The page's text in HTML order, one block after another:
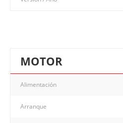
MOTOR
Alimentación
Arranque